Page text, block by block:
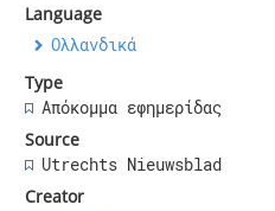
Language
Ολλανδικά
Type
Απόκομμα εφημερίδας
Source
Utrechts Nieuwsblad
Creator